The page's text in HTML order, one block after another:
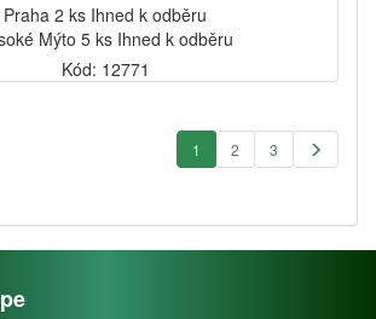
Praha 2 ks Ihned k odběru
Mýto 5 ks Ihned k odběru
Kód: 12771
1 2 3